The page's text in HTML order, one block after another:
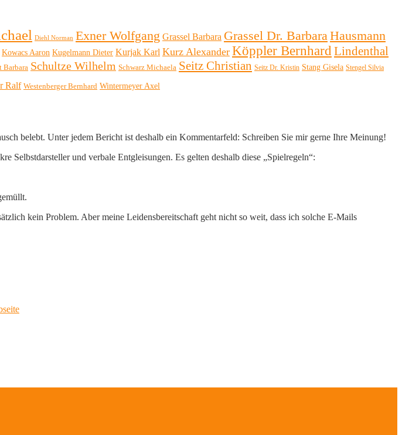
Diehl Norman Exner Wolfgang Grassel Barbara Grassel Dr. BarbaraHausmann
Kowacs Aaron Kugelmann Dieter Kurjak Karl Kurz Alexander Köppler Bernhard Lindenthal
Barbara Schultze Wilhelm Schwarz Michaela Seitz Christian Seitz Dr. Kristin Stang Gisela Stengel Silvia
Ralf Westenberger Bernhard Wintermeyer Axel
belebt. Unter jedem Bericht ist deshalb ein Kommentarfeld: Schreiben Sie mir gerne Ihre Meinung!
und verbale Entgleisungen. Es gelten deshalb diese „Spielregeln“:
kein Problem. Aber meine Leidensbereitschaft geht nicht so weit, dass ich solche E-Mails